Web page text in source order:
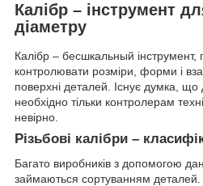
Калібр – інструмент
діаметру
Калібр – бесшкальный інструмент,
контролювати розміри, форми і
поверхні деталей. Існує думка,
необхідно тільки контролерам
невірно.
Різьбові калібри –
Багато виробників з допомогою
займаються сортуванням деталей.